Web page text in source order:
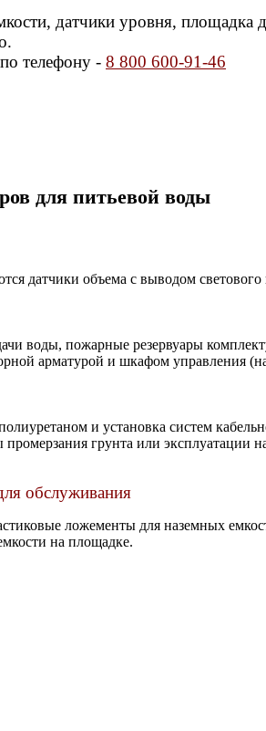
датчики уровня,
телефону - 8 800 600-91-46
для питьевой воды
датчики объема с выводом светового
воды, пожарные резервуары
арматурой и шкафом управления
и установка систем
грунта или эксплуатации
обслуживания
ложементы для наземных
на площадке.